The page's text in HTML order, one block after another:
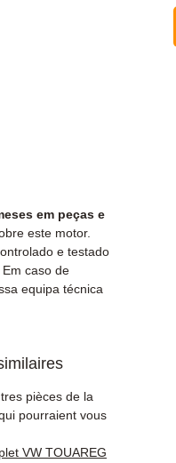
em peças e
este motor.
e testado
caso de
equipa técnica
pièces de la
pourraient vous
VW TOUAREG